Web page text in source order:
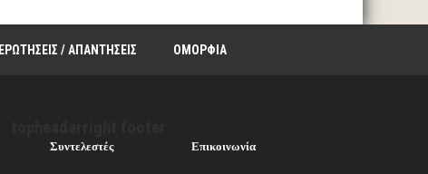
ΕΡΩΤΗΣΕΙΣ / ΑΠΑΝΤΗΣΕΙΣ ΟΜΟΡΦΙΑ
Συντελεστές Επικοινωνία